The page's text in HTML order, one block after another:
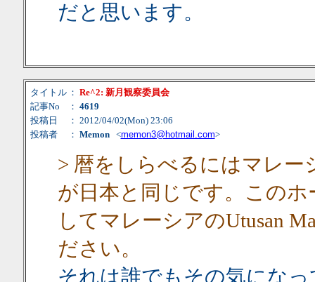
だと思います。
タイトル ： Re^2: 新月観察委員会
記事No
： 4619
投稿日
： 2012/04/02(Mon) 23:06
投稿者
： Memon<memon3@hotmail.com>
> 暦をしらべるにはマレ
が日本と同じです。この
してマレーシアのUtusan
ださい。
それは誰でもその気にな